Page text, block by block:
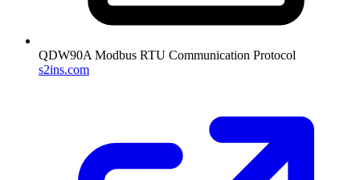
QDW90A Modbus RTU Communication Protocol
s2ins.com